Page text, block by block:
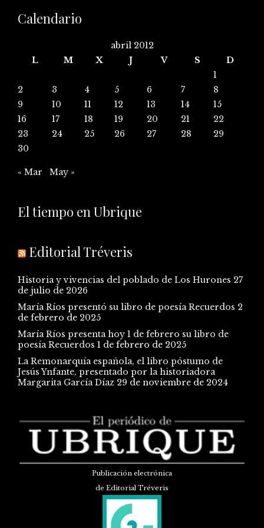
Calendario
abril 2012
L
M X J V S
D
1
2
3 4 5 6 7
8
9
10 11 12 13 14
15
16
17 18 19 20 21
22
23
24 25 26 27 28
29
30
« Mar May »
El tiempo en Ubrique
Editorial Tréveris
Historia y vivencias del poblado de Los Hurones 27
de julio de 2026
María Ríos presentó su libro de poesía Recuerdos 2
de febrero de 2025
María Ríos presenta hoy 1 de febrero su libro de
poesía Recuerdos 1 de febrero de 2025
La Remonarquía española, el libro póstumo de
Jesús Ynfante, presentado por la historiadora
Margarita García Díaz 29 de noviembre de 2024
Publicación electrónica
de Editorial Tréveris